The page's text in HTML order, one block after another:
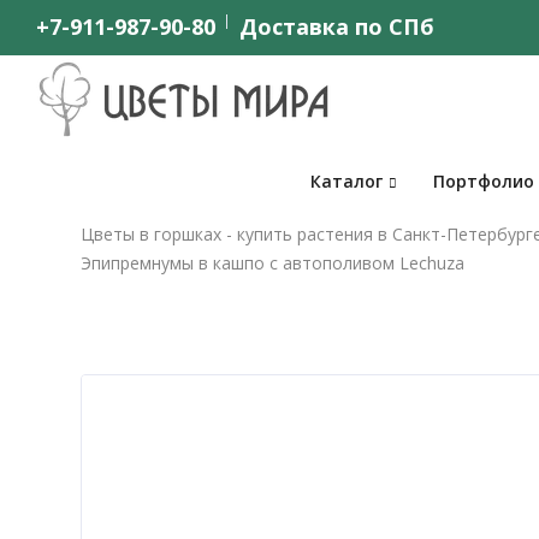
+7-911-987-90-80 Доставка по СПб
Каталог Портфолио
Цветы в горшках - купить растения в Санкт-
Эпипремнумы в кашпо с автополивом Lechuza